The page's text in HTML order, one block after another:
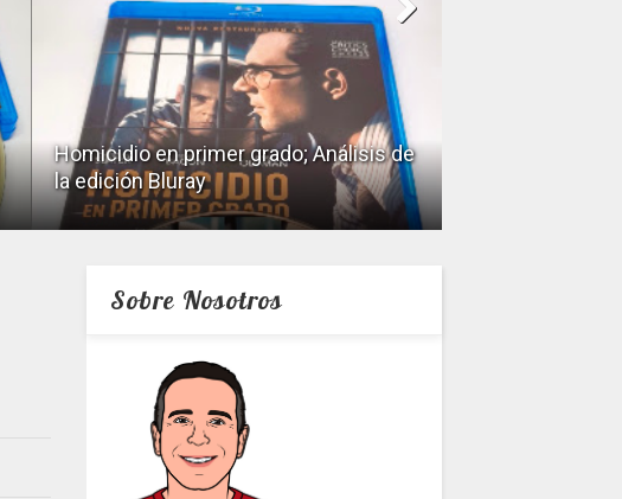
Homicidio en primer grado; Análisis de
la edición Bluray
Sobre Nosotros